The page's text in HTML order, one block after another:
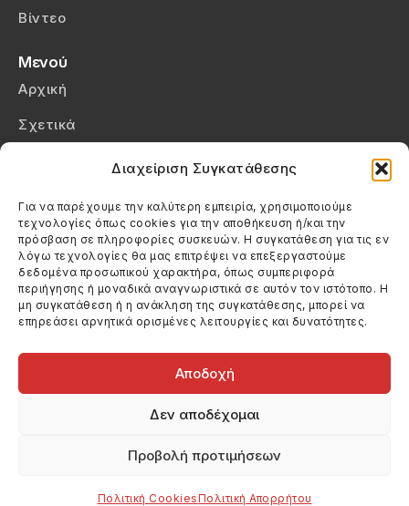
Διαχείριση Συγκατάθεσης
Για να παρέχουμε την καλύτερη εμπειρία, χρησιμοποιούμε
τεχνολογίες όπως cookies για την αποθήκευση ή/και την
πρόσβαση σε πληροφορίες συσκευών. Η συγκατάθεση για τις εν
λόγω τεχνολογίες θα μας επιτρέψει να επεξεργαστούμε
δεδομένα προσωπικού χαρακτήρα, όπως συμπεριφορά
περιήγησης ή μοναδικά αναγνωριστικά σε αυτόν τον ιστότοπο. Η
μη συγκατάθεση ή η ανάκληση της συγκατάθεσης, μπορεί να
επηρεάσει αρνητικά ορισμένες λειτουργίες και δυνατότητες.
Αποδοχή
Δεν αποδέχομαι
Προβολή προτιμήσεων
Πολιτική CookiesΠολιτική Απορρήτου
Βίντεο
Μενού
Αρχική
Σχετικά
Πολιτική Cookies (ΕΕ)
Στοιχεία Επικοινωνίας
Καλεσέ μας
(+30) 6974123481
Στείλε μας email
info@filmandtheater.gr
Copyright 2026 Filmandtheater / All rights reserved